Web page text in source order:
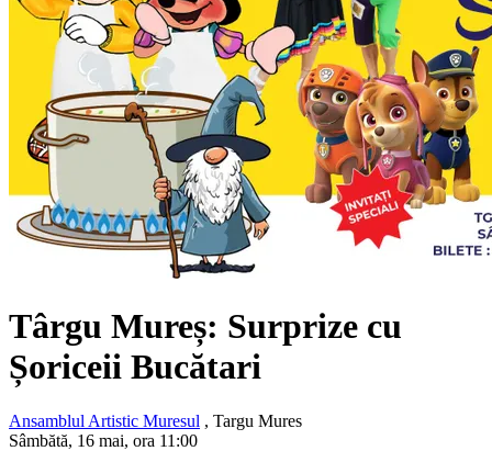
Târgu Mureș: Surprize cu
Șoriceii Bucătari
Ansamblul Artistic Muresul , Targu Mures
Sâmbătă, 16 mai, ora 11:00